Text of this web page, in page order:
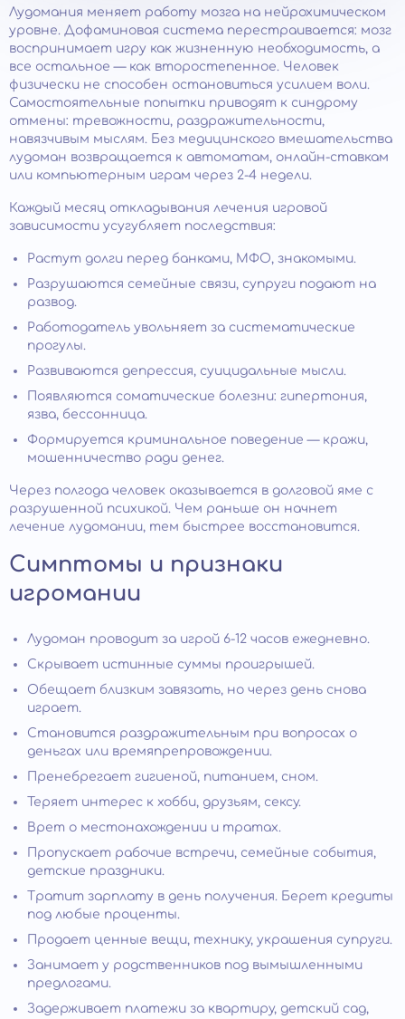
Лудомания меняет работу мозга на нейрохимическом
уровне. Дофаминовая система перестраивается: мозг
воспринимает игру как жизненную необходимость, а
все остальное — как второстепенное. Человек
физически не способен остановиться усилием воли.
Самостоятельные попытки приводят к синдрому
отмены: тревожности, раздражительности,
навязчивым мыслям. Без медицинского вмешательства
лудоман возвращается к автоматам, онлайн-ставкам
или компьютерным играм через 2-4 недели.
Каждый месяц откладывания лечения игровой
зависимости усугубляет последствия:
Растут долги перед банками, МФО, знакомыми.
Разрушаются семейные связи, супруги подают на
развод.
Работодатель увольняет за систематические
прогулы.
Развиваются депрессия, суицидальные мысли.
Появляются соматические болезни: гипертония,
язва, бессонница.
Формируется криминальное поведение — кражи,
мошенничество ради денег.
Через полгода человек оказывается в долговой яме с
разрушенной психикой. Чем раньше он начнет
лечение лудомании, тем быстрее восстановится.
Симптомы и признаки
игромании
Лудоман проводит за игрой 6-12 часов ежедневно.
Скрывает истинные суммы проигрышей.
Обещает близким завязать, но через день снова
играет.
Становится раздражительным при вопросах о
деньгах или времяпрепровождении.
Пренебрегает гигиеной, питанием, сном.
Теряет интерес к хобби, друзьям, сексу.
Врет о местонахождении и тратах.
Пропускает рабочие встречи, семейные события,
детские праздники.
Тратит зарплату в день получения. Берет кредиты
под любые проценты.
Продает ценные вещи, технику, украшения супруги.
Занимает у родственников под вымышленными
предлогами.
Задерживает платежи за квартиру, детский сад,